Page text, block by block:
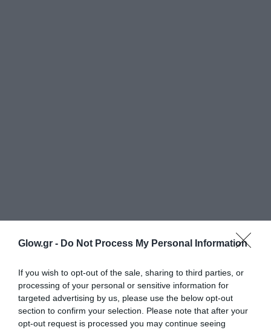
Glow.gr - Do Not Process My Personal Information
If you wish to opt-out of the sale, sharing to third parties, or
processing of your personal or sensitive information for
targeted advertising by us, please use the below opt-out
section to confirm your selection. Please note that after your
opt-out request is processed you may continue seeing